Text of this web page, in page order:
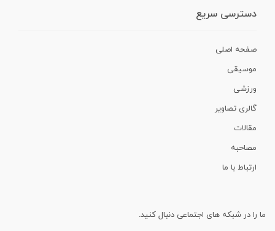
دسترسی سریع
صفحه اصلی
موسیقی
ورزشی
گالری تصاویر
مقالات
مصاحبه
ارتباط با ما
ما را در شبکه های اجتماعی دنبال کنید.